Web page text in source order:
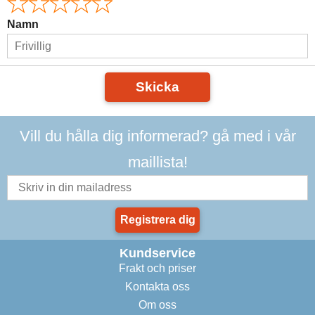
Namn
Skicka
Vill du hålla dig informerad? gå med i vår
maillista!
Registrera dig
Kundservice
Frakt och priser
Kontakta oss
Om oss